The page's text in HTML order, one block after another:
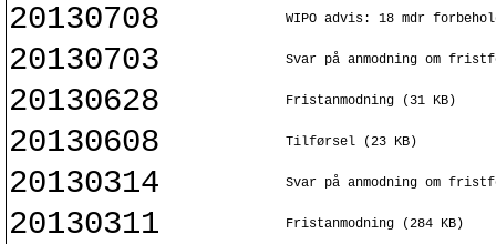
20130708 WIPO advis: 18 mdr
20130703 Svar på anmodning om
20130628 Fristanmodning (31 KB)
20130608 Tilførsel (23 KB)
20130314 Svar på anmodning om
20130311 Fristanmodning (284 KB)